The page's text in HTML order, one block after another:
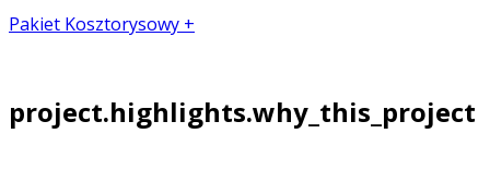
Pakiet Kosztorysowy +
project.highlights.why_this_project